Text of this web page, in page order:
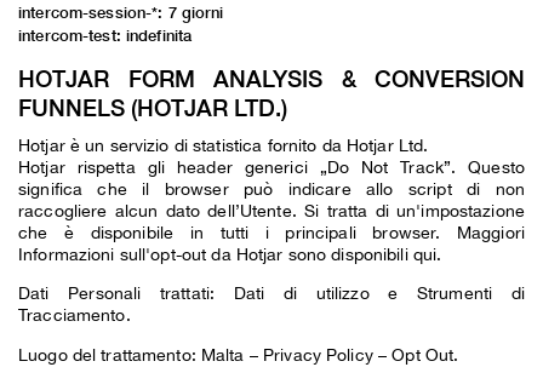
intercom-session-*: 7 giorni
intercom-test: indefinita
HOTJAR FORM ANALYSIS & CONVERSION
FUNNELS (HOTJAR LTD.)
Hotjar è un servizio di statistica fornito da Hotjar Ltd.
Hotjar rispetta gli header generici „Do Not Track”. Questo
significa che il browser può indicare allo script di non
raccogliere alcun dato dell’Utente. Si tratta di un'impostazione
che è disponibile in tutti i principali browser. Maggiori
Informazioni sull'opt-out da Hotjar sono disponibili qui.
Dati Personali trattati: Dati di utilizzo e Strumenti di
Tracciamento.
Luogo del trattamento: Malta – Privacy Policy–Opt Out.